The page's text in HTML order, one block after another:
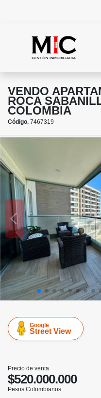
VENDO
ROCA
COLOMBIA
Código. 7467319
Google
Street View
Precio de venta
$520.000.000
Pesos Colombianos